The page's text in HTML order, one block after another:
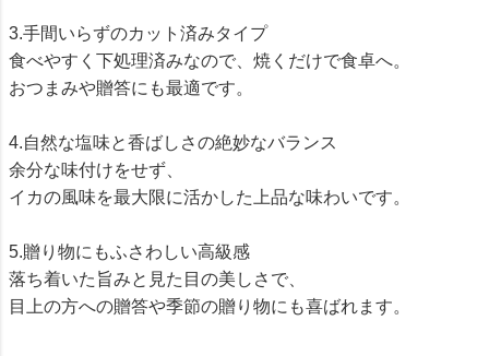
3.手間いらずのカット済みタイプ
食べやすく下処理済みなので、焼くだけで食卓へ。
おつまみや贈答にも最適です。
4.自然な塩味と香ばしさの絶妙なバランス
余分な味付けをせず、
イカの風味を最大限に活かした上品な味わいです。
5.贈り物にもふさわしい高級感
落ち着いた旨みと見た目の美しさで、
目上の方への贈答や季節の贈り物にも喜ばれます。